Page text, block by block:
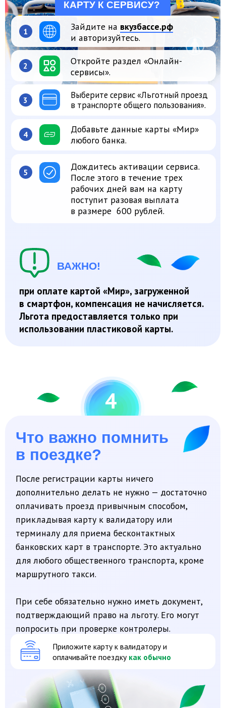
при оплате картой «Мир», загруженной
в смартфон, компенсация не начисляется.
Льгота предоставляется только при
использовании пластиковой карты.
ВАЖНО!
Дождитесь активации сервиса.
После этого в течение трех
рабочих дней вам на карту
поступит разовая выплата
в размере 600 рублей.
5
Добавьте данные карты «Мир»
любого банка.
4
Что важно помнить
в поездке?
прикладывая карту к валидатору или
терминалу для приема бесконтактных
банковских карт в транспорте. Это актуально
маршрутного такси.
При себе обязательно нужно иметь документ,
попросить при проверке контролеры.
Приложите карту к валидатору и
оплачивайте поездку
НА КАКОМ ТРАНСПОРТЕ ДЕЙСТВУЕТ
ЛЬГОТА?
городские
автобусы троллейбусы